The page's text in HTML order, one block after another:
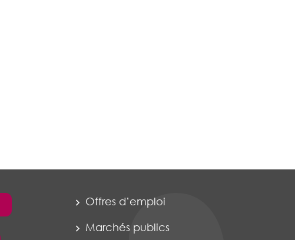
Offres d’emploi
Marchés publics